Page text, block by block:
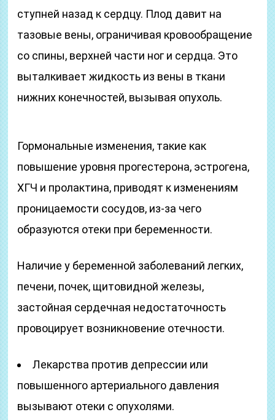
ступней назад к сердцу. Плод давит на
тазовые вены, ограничивая кровообращение
со спины, верхней части ног и сердца. Это
выталкивает жидкость из вены в ткани
нижних конечностей, вызывая опухоль.
Гормональные изменения, такие как
повышение уровня прогестерона, эстрогена,
ХГЧ и пролактина, приводят к изменениям
проницаемости сосудов, из-за чего
образуются отеки при беременности.
Наличие у беременной заболеваний легких,
печени, почек, щитовидной железы,
застойная сердечная недостаточность
провоцирует возникновение отечности.
Лекарства против депрессии или
повышенного артериального давления
вызывают отеки с опухолями.